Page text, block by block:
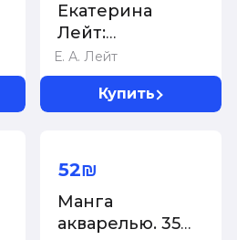
Е. А. Лейт
Екатерина
Лейт:
Реалистичные
подвижные
игрушки
Купить
Манга
акварелью. 35
52₪